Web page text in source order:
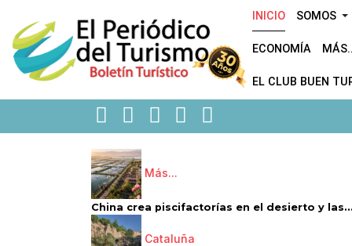
INICIO SOMOS
ECONOMÍA
EL CLUB BUEN
Más...
China crea piscifactorías en el desierto y las...
Cataluña